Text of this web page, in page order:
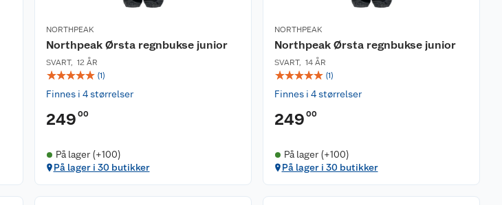
NORTHPEAK
Northpeak Ørsta regnbukse junior
SVART, 12 ÅR
☆☆☆☆☆ (1)
Finnes i 4 størrelser
249 00
På lager (+100)
På lager i 30 butikker
NORTHPEAK
Northpeak Ørsta regnbukse junior
SVART, 14 ÅR
☆☆☆☆☆ (1)
Finnes i 4 størrelser
249 00
På lager (+100)
På lager i 30 butikker